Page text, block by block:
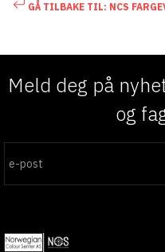
GÅ TILBAKE TIL: NCS
Meld deg på
og